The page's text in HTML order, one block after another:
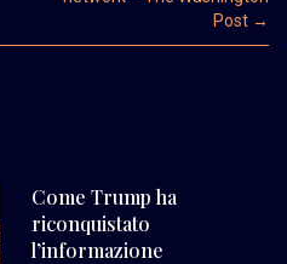
Post →
Come Trump ha
riconquistato
l’informazione